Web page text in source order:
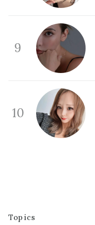
9
10
Topics